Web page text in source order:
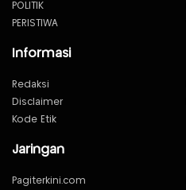
POLITIK
PERISTIWA
Informasi
Redaksi
Disclaimer
Kode Etik
Jaringan
Pagiterkini.com